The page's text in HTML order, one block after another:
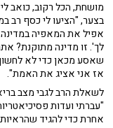
מושחת, הכל רקוב, כואב
בצער, "הציעו לי כסף רב
אפיל את המאפיה
לך'. זו מדינה מתוקנת?
שאסע מכאן כדי לא
אז אני אציג את האמת".
לשאלת הרב לגבי מצב
"עברתי ועדות
אחרת כדי להגיד